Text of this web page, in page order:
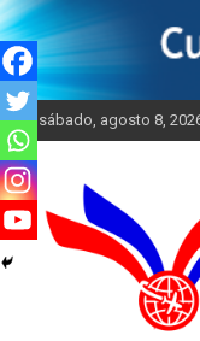
Saltar
al
contenido
sábado, agosto 8,